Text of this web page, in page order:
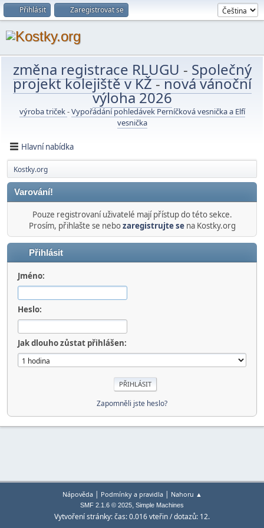
Přihlásit Zaregistrovat se
změna registrace RLUGU - Společný
projekt kolejiště v KŽ-nová vánoční
výloha 2026
výroba triček-Vypořádání pohledávek Perníčková vesnička a Elfí
vesnička
Hlavní nabídka
Kostky.org
Varování!
Pouze registrovaní uživatelé mají přístup do této sekce.
Prosím, přihlašte se nebozaregistrujte sena Kostky.org
Přihlásit
Jméno:
Heslo:
Jak dlouho zůstat přihlášen:
Zapomněli jste heslo?
Nápověda| Podmínky a pravidla| Nahoru ▲
SMF 2.1.6 © 2025, Simple Machines
Vytvoření stránky: čas: 0.016 vteřin / dotazů: 12.